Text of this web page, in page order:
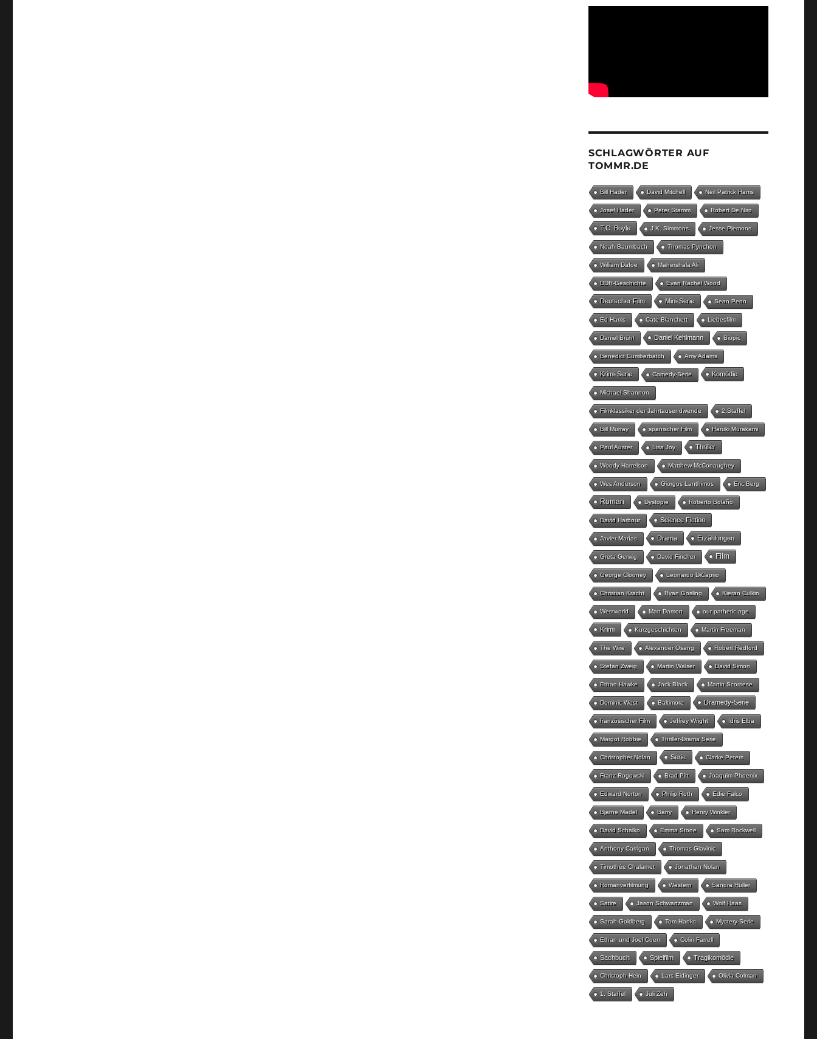
SCHLAGWÖRTER AUF
TOMMR.DE
Bill Hader David Mitchell Neil Patrick Harris
Josef Hader Peter Stamm Robert De Niro
T.C. Boyle J.K. Simmons Jesse Plemons
Noah Baumbach Thomas Pynchon
William Dafoe Mahershala Ali
DDR-Geschichte Evan Rachel Wood
Deutscher Film Mini-Serie Sean Penn
Ed Harris Cate Blanchett Liebesfilm
Daniel Brühl Daniel Kehlmann Biopic
Benedict Cumberbatch Amy Adams
Krimi-Serie Comedy-Serie Komödie
Michael Shannon
Filmklassiker der Jahrtausendwende 2.Staffel
Bill Murray spanischer Film Haruki Murakami
Paul Auster Lisa Joy Thriller
Woody Harrelson Matthew McConaughey
Wes Anderson Giorgos Lanthimos Eric Berg
Roman Dystopie Roberto Bolaño
David Harbour Science Fiction
Javier Marías Drama Erzählungen
Greta Gerwig David Fincher Film
George Clooney Leonardo DiCaprio
Christian Kracht Ryan Gosling Kieran Culkin
Westworld Matt Damon our pathetic age
Krimi Kurzgeschichten Martin Freeman
The Wire Alexander Osang Robert Redford
Stefan Zweig Martin Walser David Simon
Ethan Hawke Jack Black Martin Scorsese
Dominic West Baltimore Dramedy-Serie
französischer Film Jeffrey Wright Idris Elba
Margot Robbie Thriller-Drama Serie
Christopher Nolan Serie Clarke Peters
Franz Rogowski Brad Pitt Joaquim Phoenix
Edward Norton Philip Roth Edie Falco
Bjarne Mädel Barry Henry Winkler
David Schalko Emma Stone Sam Rockwell
Anthony Carrigan Thomas Glavinic
Timothée Chalamet Jonathan Nolan
Romanverfilmung Western Sandra Hüller
Satire Jason Schwartzman Wolf Haas
Sarah Goldberg Tom Hanks Mystery-Serie
Ethan und Joel Coen Colin Farrell
Sachbuch Spielfilm Tragikomödie
Christoph Hein Lars Eidinger Olivia Colman
1. Staffel Juli Zeh